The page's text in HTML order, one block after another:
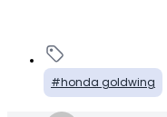
honda goldwing